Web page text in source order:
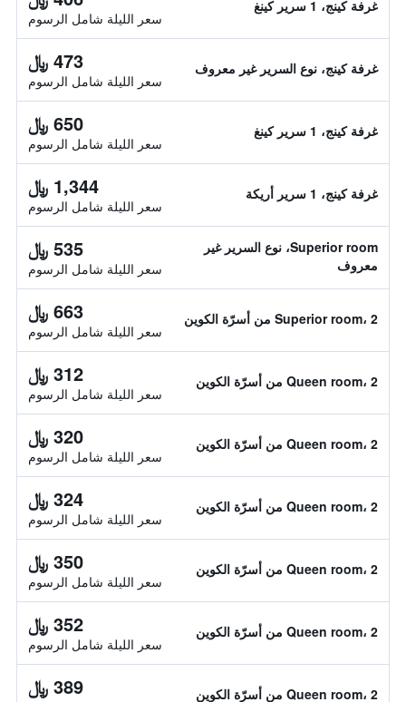
غرفة كينج، 1 سرير كينغ
سعر الليلة شامل الرسوم
غرفة كينج، نوع السرير غير معروف 473 ﷼
سعر الليلة شامل الرسوم
غرفة كينج، 1 سرير كينغ 650 ﷼
سعر الليلة شامل الرسوم
غرفة كينج، 1 سرير أريكة 1,344 ﷼
سعر الليلة شامل الرسوم
Superior room، نوع السرير غير
معروف
535 ﷼
سعر الليلة شامل الرسوم
Superior room، 2 من أسرّة الكوين 663 ﷼
سعر الليلة شامل الرسوم
Queen room، 2 من أسرّة الكوين 312 ﷼
سعر الليلة شامل الرسوم
Queen room، 2 من أسرّة الكوين 320 ﷼
سعر الليلة شامل الرسوم
Queen room، 2 من أسرّة الكوين 324 ﷼
سعر الليلة شامل الرسوم
Queen room، 2 من أسرّة الكوين 350 ﷼
سعر الليلة شامل الرسوم
Queen room، 2 من أسرّة الكوين 352 ﷼
سعر الليلة شامل الرسوم
Queen room، 2 من أسرّة الكوين 389 ﷼